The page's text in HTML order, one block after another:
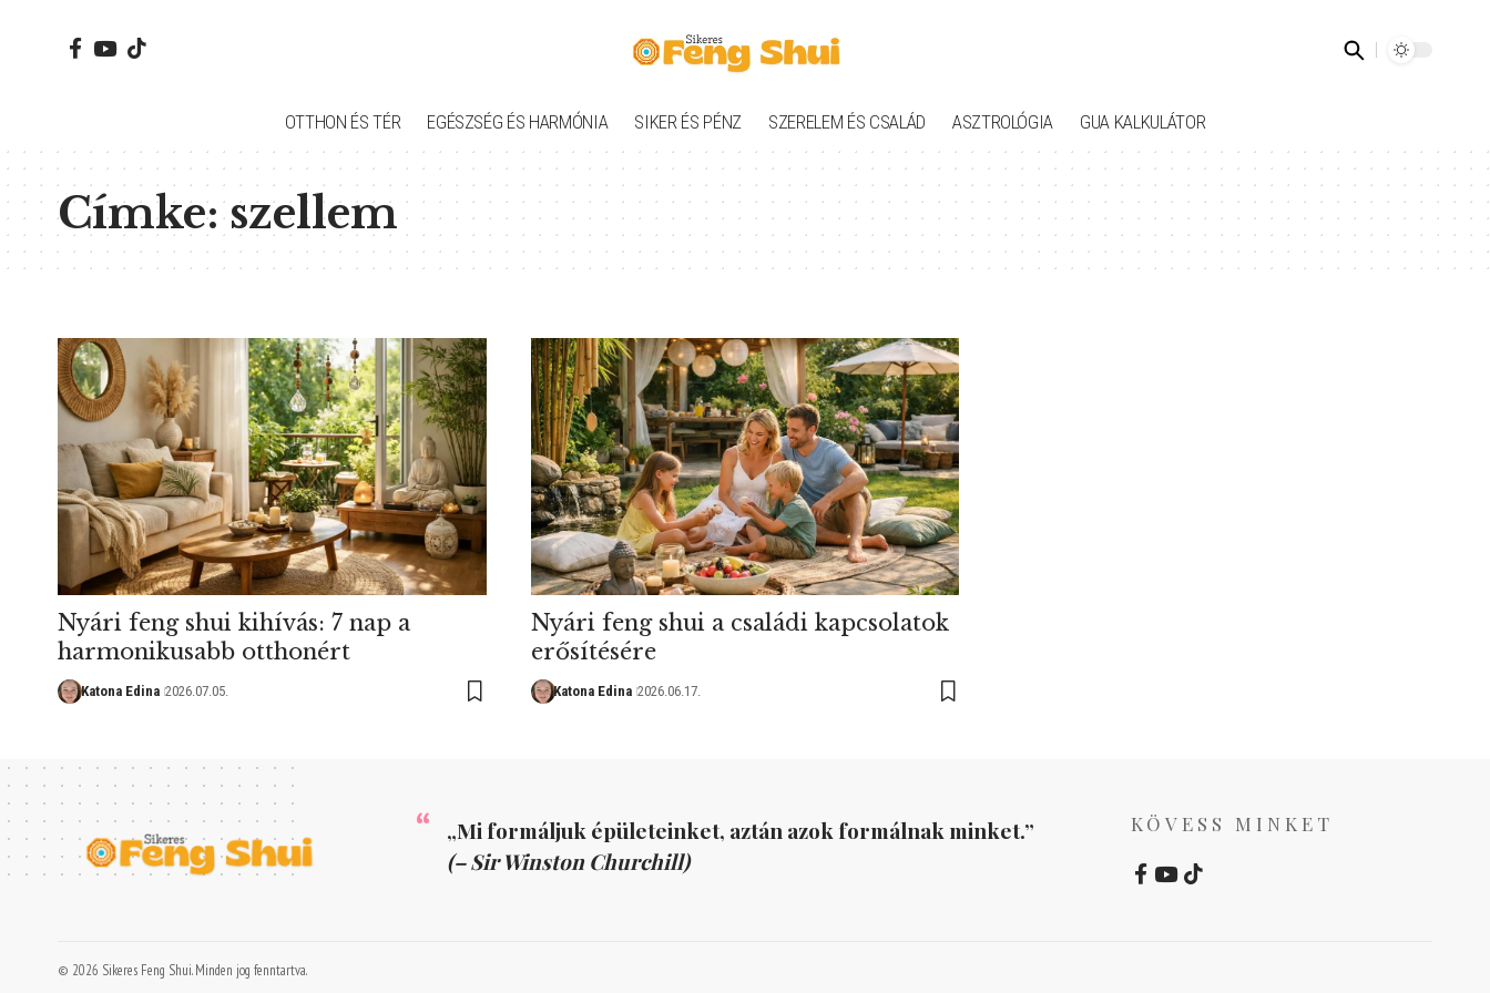
OTTHON ÉS TÉR EGÉSZSÉG ÉS HARMÓNIA SIKER ÉS PÉNZ SZERELEM ÉS CSALÁD ASZTROLÓGIA GUA KALKULÁTOR
Címke:szellem
Nyári feng shui kihívás: 7 nap a
harmonikusabb otthonért
Katona Edina 2026.07.05.
Nyári feng shui a családi kapcsolatok
erősítésére
Katona Edina 2026.06.17.
„Mi formáljuk épületeinket, aztán azok formálnak minket.”
(– Sir Winston Churchill)
KÖVESS MINKET
© 2026 Sikeres Feng Shui. Minden jog fenntartva.